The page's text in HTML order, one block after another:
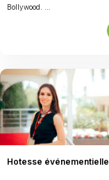
Bollywood. …
Hotesse événementielle